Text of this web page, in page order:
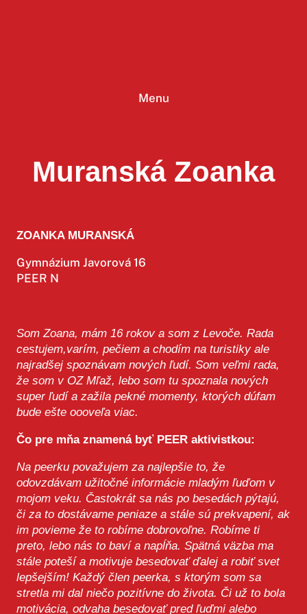
Menu
Muranská Zoanka
ZOANKA MURANSKÁ
Gymnázium Javorová 16
PEER N
Som Zoana, mám 16 rokov a som z Levoče. Rada
cestujem,varím, pečiem a chodím na turistiky ale
najradšej spoznávam nových ľudí. Som veľmi rada,
že som v OZ Mľaž, lebo som tu spoznala nových
super ľudí a zažila pekné momenty, ktorých dúfam
bude ešte oooveľa viac.
Čo pre mňa znamená byť PEER aktivistkou:
Na peerku považujem za najlepšie to, že
odovzdávam užitočné informácie mladým ľuďom v
mojom veku. Častokrát sa nás po besedách pýtajú,
či za to dostávame peniaze a stále sú prekvapení, ak
im povieme že to robíme dobrovoľne. Robíme ti
preto, lebo nás to baví a napĺňa. Spätná väzba ma
stále poteší a motivuje besedovať ďalej a robiť svet
lepšejším! Každý člen peerka, s ktorým som sa
stretla mi dal niečo pozitívne do života. Či už to bola
motivácia, odvaha besedovať pred ľuďmi alebo